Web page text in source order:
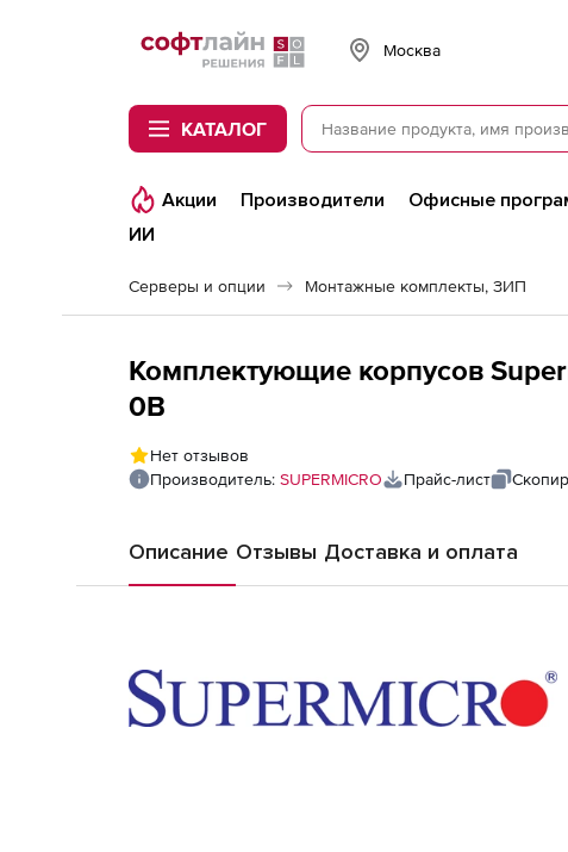
Softline
Москва
КАТАЛОГ
Акции Производители Офисные
ИИ
Серверы и опции Монтажные комплекты, ЗИП
Комплектующие корпусов
0B
Нет отзывов
Производитель: SUPERMICRO Прайс-лист
Описание Отзывы Доставка и оплата